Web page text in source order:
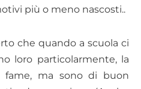
più o meno nascosti..
che quando a scuola ci
loro particolarmente, la
fame, ma sono di buon